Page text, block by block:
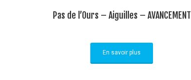
Pas de l’Ours – Aiguilles – AVANCEMENT
En savoir plus